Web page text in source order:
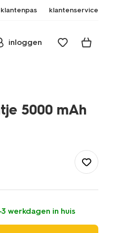
klantenpas klantenservice
inloggen
5000 mAh
werkdagen in huis